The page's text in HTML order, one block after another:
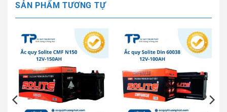
SẢN PHẨM TƯƠNG TỰ